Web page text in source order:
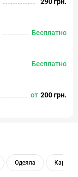
Бесплатно
Бесплатно
от 200 грн.
Одеяла Каркас